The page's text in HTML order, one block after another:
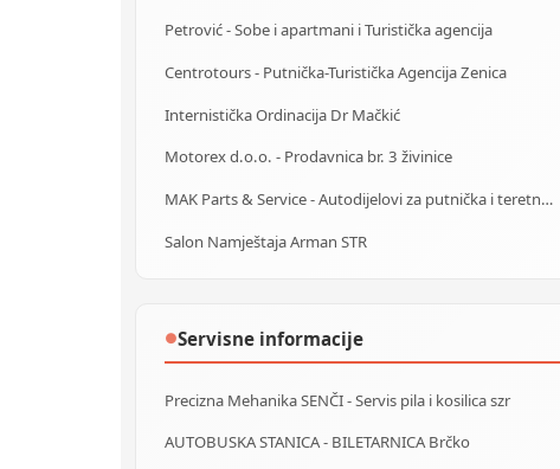
Petrović - Sobe i apartmani i Turistička agencija
Centrotours - Putnička-Turistička Agencija Zenica
Internistička Ordinacija Dr Mačkić
Motorex d.o.o. - Prodavnica br. 3 živinice
MAK Parts & Service - Autodijelovi za putnička i teretna vozila Gračanica
Salon Namještaja Arman STR
●Servisne informacije
Precizna Mehanika SENČI - Servis pila i kosilica szr
AUTOBUSKA STANICA - BILETARNICA Brčko